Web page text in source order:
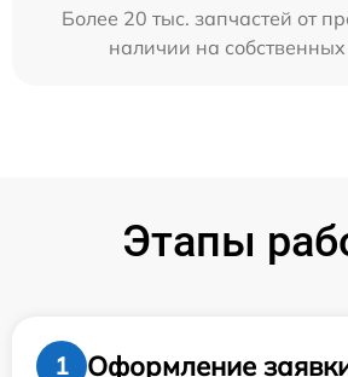
Более 20 тыс. запчастей от
наличии на
Этапы
1
Оформление